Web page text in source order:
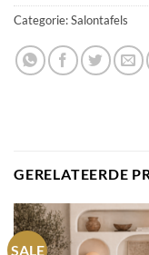
Categorie:Salontafels
GERELATEERDE
SALE